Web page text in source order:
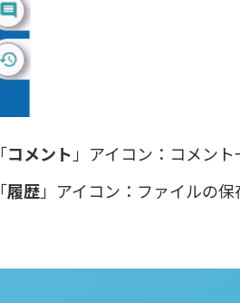
「コメント」アイコン：コメント
「履歴」アイコン：ファイルの